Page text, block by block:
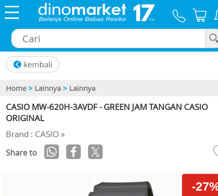
Home > Lainnya > Lainnya
CASIO MW-620H-3AVDF - GREEN JAM TANGAN CASIO
ORIGINAL
Brand : CASIO »
Share to
-